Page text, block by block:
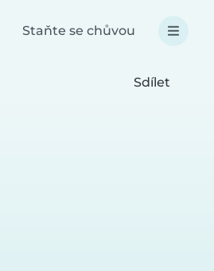
Staňte se chůvou
Sdílet